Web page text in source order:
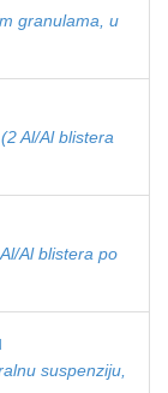
granulama, u
Al/Al blistera
Al blistera po
suspenziju,